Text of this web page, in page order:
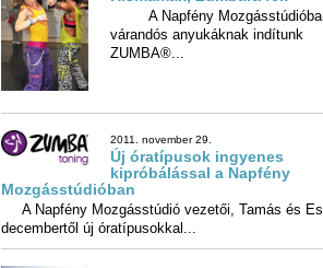
A Napfény
várandós anyukáknak
ZUMBA®...
2011. november 29.
Új óratípusok ingyenes
kipróbálással a Napfény
Mozgásstúdióban
A Napfény Mozgásstúdió vezetői, Tamás és
decembertől új óratípusokkal...